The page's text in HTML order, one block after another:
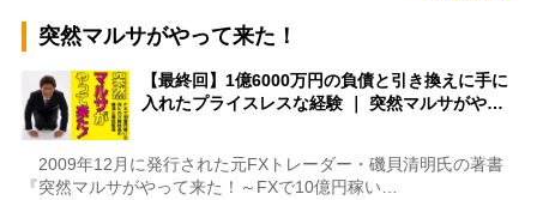
突然マルサがやって来た！
【最終回】1億6000万円の負債と引き換えに手に
入れたプライスレスな経験 ｜ 突然マルサがや…
2009年12月に発行された元FXトレーダー・磯貝清明氏の著書
『突然マルサがやって来た！～FXで10億円稼い…